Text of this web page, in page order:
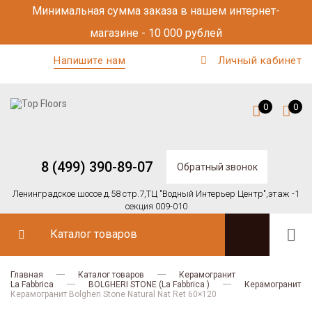
Минимальная сумма заказа в нашем интернет-
магазине - 10 000 рублей
Напишите нам Личный кабинет
8 (499) 390-89-07 Обратный звонок
Ленинградское шоссе д.58 стр.7,ТЦ "Водный Интерьер Центр",этаж -1
секция 009-010
0 0
Каталог товаров
Главная Каталог товаров
Керамогранит
La Fabbrica
BOLGHERI STONE (La Fabbrica )
Керамогранит
Керамогранит Bolgheri Stone Natural Nat Ret 60×120